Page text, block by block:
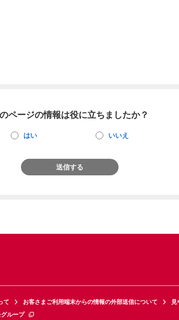
ページの情報は役に立ちましたか？
はい いいえ
送信する
て お客さまご利用端末からの情報の外部送信について
見
グループ